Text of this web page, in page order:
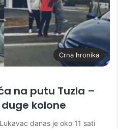
Crna hronika
na putu Tuzla –
kolone
danas je oko 11 sati